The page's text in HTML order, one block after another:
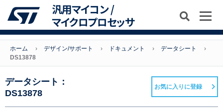
汎用マイコン /
マイクロプロセッサ
ホーム デザイン/サポート ドキュメント
データシート
DS13878
データシート：
DS13878
お気に入りに登録